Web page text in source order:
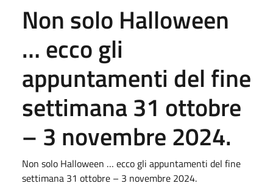
Non solo Halloween
… ecco gli
appuntamenti del fine
settimana 31 ottobre
– 3 novembre 2024.
Non solo Halloween … ecco gli appuntamenti del fine
settimana 31 ottobre – 3 novembre 2024.